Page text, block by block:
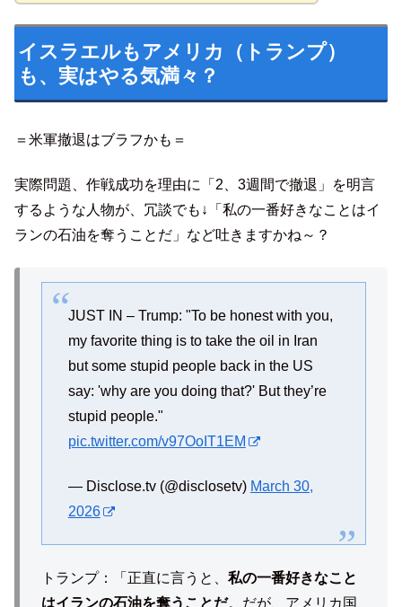
イスラエルもアメリカ（トランプ）
も、実はやる気満々？
＝米軍撤退はブラフかも＝
実際問題、作戦成功を理由に「2、3週間で撤退」を明言
するような人物が、冗談でも↓「私の一番好きなことはイ
ランの石油を奪うことだ」など吐きますかね～？
JUST IN – Trump: "To be honest with you,
my favorite thing is to take the oil in Iran
but some stupid people back in the US
say: 'why are you doing that?' But they’re
stupid people."
pic.twitter.com/v97OoIT1EM
— Disclose.tv (@disclosetv) March 30,
2026
トランプ：「正直に言うと、 私の一番好きなこと
はイランの石油を奪うことだ。だが、アメリカ国